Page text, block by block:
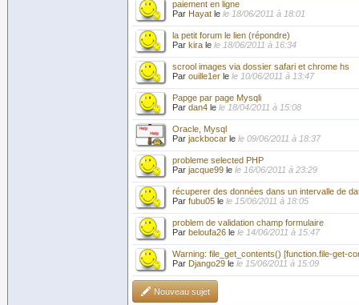
paiement en ligne
Par Hayat le le 18/06/2011 à 18:01
la petit forum le lien (répondre)
Par kira le le 18/06/2011 à 16:34
scrool images via dossier safari et chrome hs
Par ouille1er le le 10/06/2011 à 13:47
Papge par page Mysqli
Par dan4 le le 18/04/2011 à 15:08
Oracle, Mysql
Par jackbocar le le 09/06/2011 à 18:37
probleme selected PHP
Par jacque99 le le 16/06/2011 à 23:29
récuperer des données dans un intervalle de
Par fubu05 le le 15/06/2011 à 18:05
problem de validation champ formulaire
Par beloufa26 le le 14/06/2011 à 15:47
Warning: file_get_contents() [function.file-get-
Par Django29 le le 15/06/2011 à 15:09
Nouveau sujet